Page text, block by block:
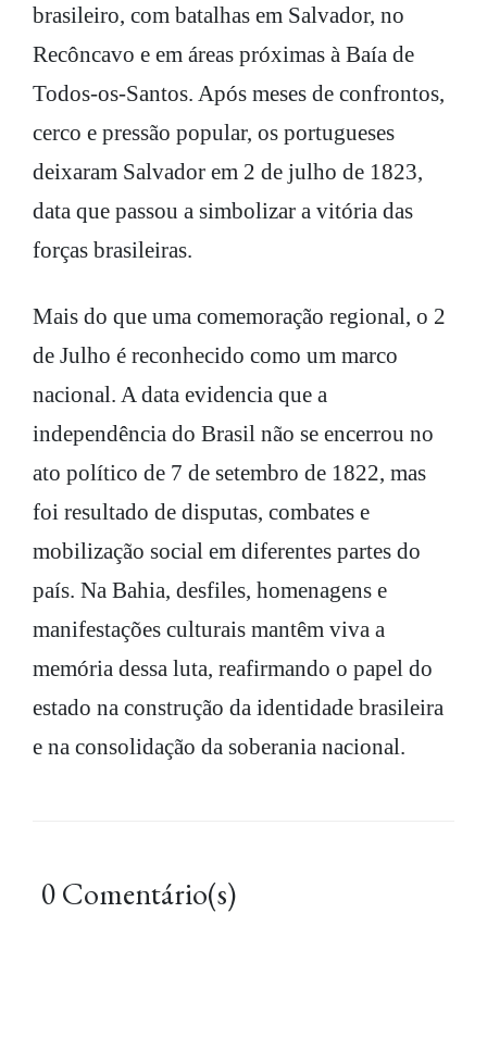
brasileiro, com batalhas em Salvador, no
Recôncavo e em áreas próximas à Baía de
Todos-os-Santos. Após meses de confrontos,
cerco e pressão popular, os portugueses
deixaram Salvador em 2 de julho de 1823,
data que passou a simbolizar a vitória das
forças brasileiras.
Mais do que uma comemoração regional, o 2
de Julho é reconhecido como um marco
nacional. A data evidencia que a
independência do Brasil não se encerrou no
ato político de 7 de setembro de 1822, mas
foi resultado de disputas, combates e
mobilização social em diferentes partes do
país. Na Bahia, desfiles, homenagens e
manifestações culturais mantêm viva a
memória dessa luta, reafirmando o papel do
estado na construção da identidade brasileira
e na consolidação da soberania nacional.
0 Comentário(s)